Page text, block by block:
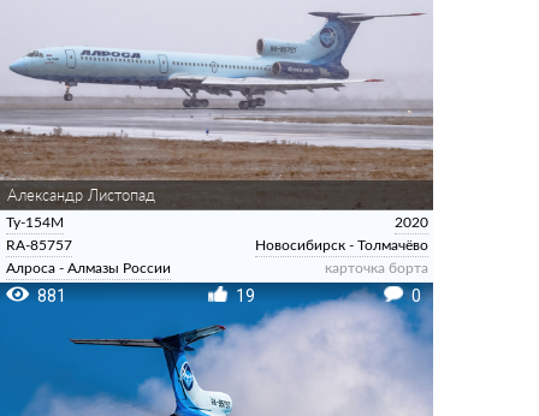
Александр Листопад
Ту-154М
RA-85757
Алроса - Алмазы России
2020
Новосибирск - Толмачёво
карточка борта
881 19 0